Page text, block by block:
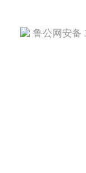
鲁公网安备